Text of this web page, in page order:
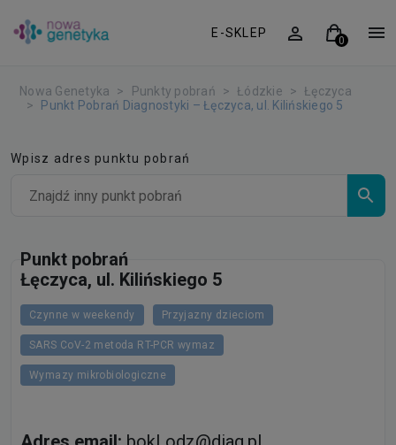
E-SKLEP
Nowa Genetyka Punkty pobrań Łódzkie
Łęczyca
Punkt Pobrań Diagnostyki – Łęczyca, ul. Kilińskiego 5
Wpisz adres punktu pobrań
Punkt pobrań
Łęczyca, ul. Kilińskiego 5
Czynne w weekendy Przyjazny dzieciom
SARS CoV-2 metoda RT-PCR wymaz
Wymazy mikrobiologiczne